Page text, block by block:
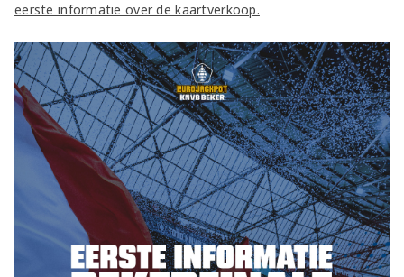
eerste informatie over de kaartverkoop.